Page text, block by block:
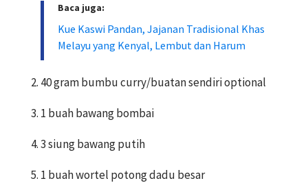
Baca juga:
Kue Kaswi Pandan, Jajanan Tradisional Khas
Melayu yang Kenyal, Lembut dan Harum
40 gram bumbu curry/buatan sendiri optional
1 buah bawang bombai
3 siung bawang putih
1 buah wortel potong dadu besar